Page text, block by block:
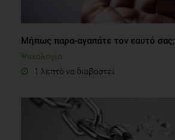
Μήπως παρα-αγαπάτε τον εαυτό σας;
Ψυχολογία
1 λεπτό να διαβαστεί